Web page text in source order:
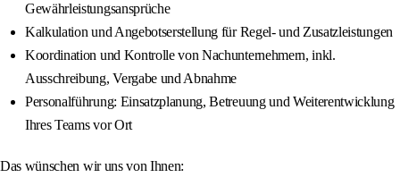
Gewährleistungsansprüche
Kalkulation und Angebotserstellung für Regel- und Zusatzleistungen
Koordination und Kontrolle von Nachunternehmern, inkl.
Ausschreibung, Vergabe und Abnahme
Personalführung: Einsatzplanung, Betreuung und Weiterentwicklung
Ihres Teams vor Ort
Das wünschen wir uns von Ihnen: